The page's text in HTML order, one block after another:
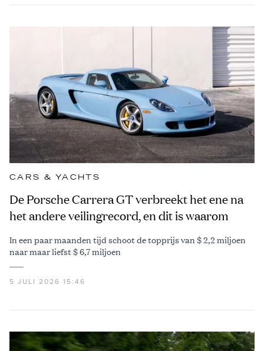
CARS & YACHTS
De Porsche Carrera GT verbreekt het ene na
het andere veilingrecord, en dit is waarom
In een paar maanden tijd schoot de topprijs van $ 2,2 miljoen
naar maar liefst $ 6,7 miljoen
5 JULI 2026 15:46